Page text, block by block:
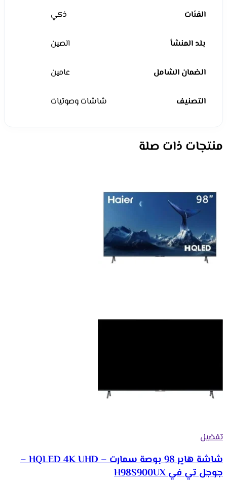
الفئات ذكي
بلد المنشأ الصين
الضمان الشامل عامين
التصنيف شاشات وصوتيات
منتجات ذات صلة
تفضيل
شاشة هاير 98 بوصة سمارت – HQLED 4K UHD –
جوجل تي في H98S900UX